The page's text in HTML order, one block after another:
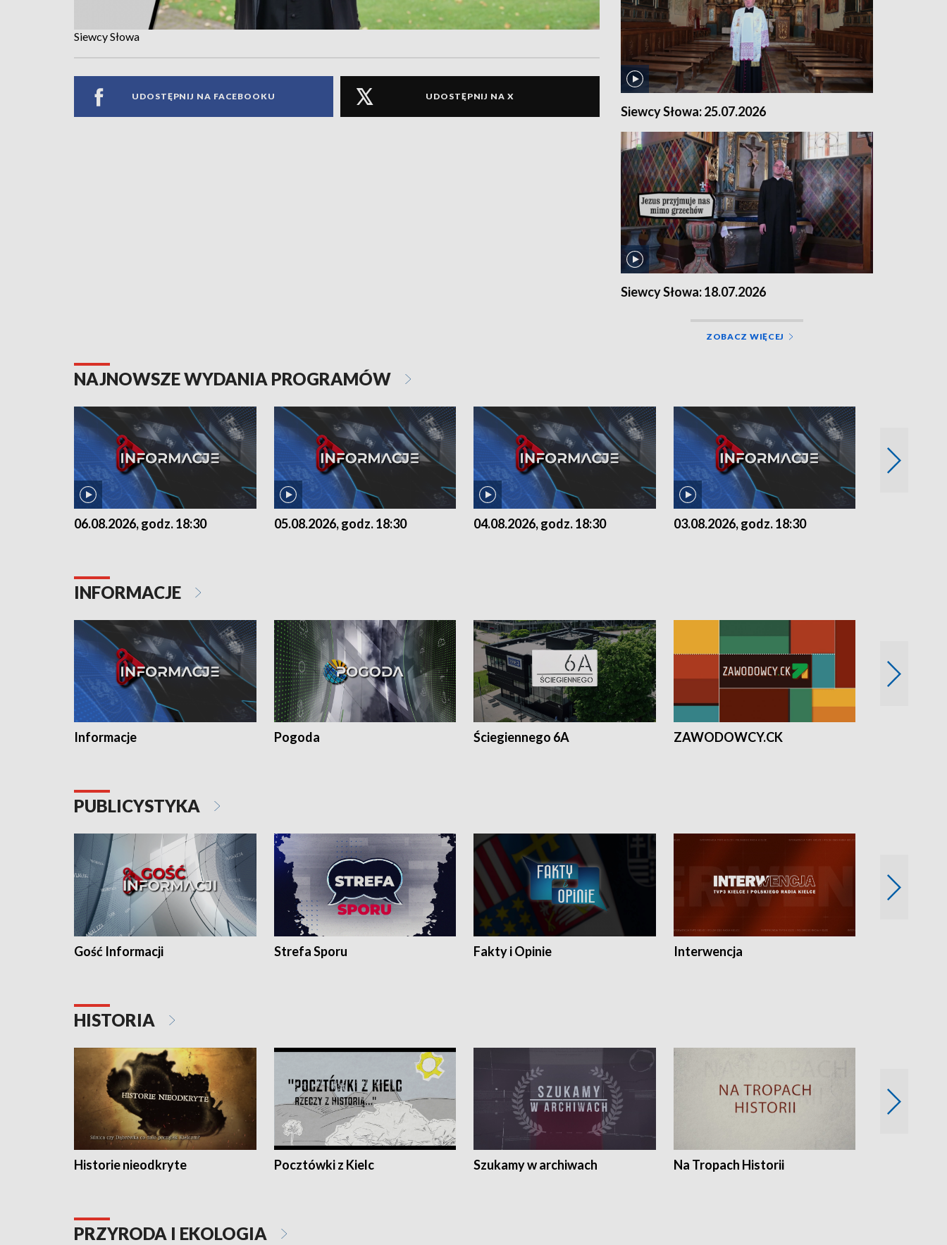
Siewcy Słowa
UDOSTĘPNIJ NA FACEBOOKU UDOSTĘPNIJ NA X
Siewcy Słowa: 25.07.2026
Siewcy Słowa: 18.07.2026
ZOBACZ WIĘCEJ
NAJNOWSZE WYDANIA PROGRAMÓW
06.08.2026, godz. 18:30 05.08.2026, godz. 18:30 04.08.2026, godz. 18:30 03.08.2026, godz. 18:30
INFORMACJE
Informacje Pogoda Ściegiennego 6A ZAWODOWCY.CK
PUBLICYSTYKA
Gość Informacji Strefa Sporu Fakty i Opinie Interwencja
HISTORIA
Historie nieodkryte Pocztówki z Kielc Szukamy w archiwach Na Tropach Historii
PRZYRODA I EKOLOGIA